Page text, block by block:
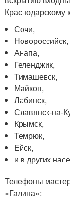
Краснодарскому
Сочи,
Новороссийск,
Анапа,
Геленджик,
Тимашевск,
Майкоп,
Лабинск,
Славянск-на-
Крымск,
Темрюк,
Ейск,
и в других
Телефоны
«Галина»: